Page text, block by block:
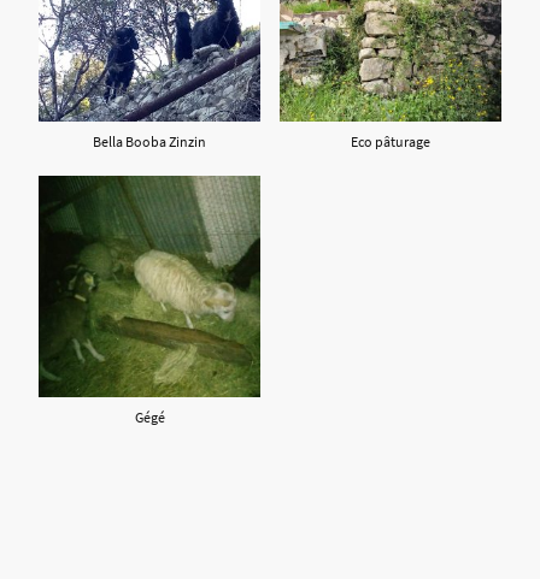
Bella Booba Zinzin Eco pâturage
Gégé